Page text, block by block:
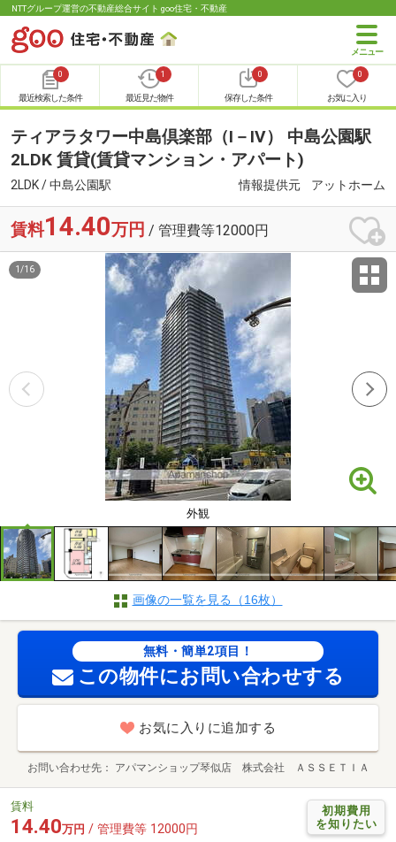
NTTグループ運営の不動産総合サイト goo住宅・不動産
0
最近検索した条件
1
最近見た物件
0
保存した条件
0
お気に入り
ティアラタワー中島倶楽部（Ⅰ－Ⅳ） 中島公園駅
2LDK 賃貸(賃貸マンション・アパート)
2LDK / 中島公園駅 情報提供元 アットホーム
賃料14.40万円 / 管理費等12000円
外観
1 /16
画像の一覧を見る（16枚）
無料・簡単2項目！
この物件にお問い合わせする
お気に入りに追加する
お問い合わせ先 アパマンショップ琴似店 株式会社 ＡＳＳＥＴＩＡ
初期費用
を知りたい
賃料
14.40万円 / 管理費等 12000円